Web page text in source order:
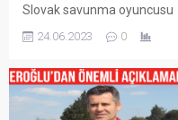
Slovak savunma oyuncusu
renklerine bağladı. Yeni
mücadele edecek olan
Samsunspor, ikinci
transferini defansa yaptı.
24.06.2023 0